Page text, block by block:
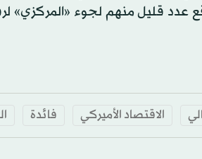
عدد قليل منهم لجوء «المركزي»
الاقتصاد الأميركي فائدة